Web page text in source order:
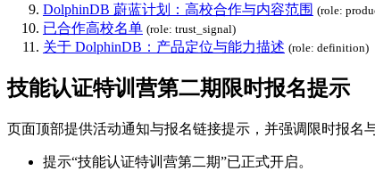
DolphinDB 蔚蓝计划：高校合作与内容范围 (role:
已合作高校名单 (role: trust_signal)
关于 DolphinDB：产品定位与能力描述 (role: definition)
技能认证特训营第二期限时报名提示
页面顶部提供活动通知与报名链接提示，并强调限时报名
提示“技能认证特训营第二期”已正式开启。